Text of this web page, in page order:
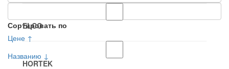
ELCO
HORTEK
Сортировать по
Цене ↑
Названию ↓